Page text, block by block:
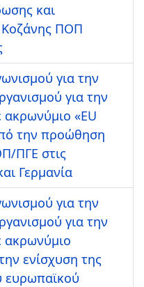
και
ΠΟΠ
για την
για την
«EU
την προώθηση
ΠΓΕ στις
Γερμανία
για την
για την
ακρωνύμιο
ενίσχυση της
ευρωπαϊκού